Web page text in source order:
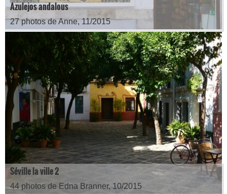
Azulejos andalous
27 photos de Anne, 11/2015
Séville la ville 2
44 photos de Edna Branner, 10/2015